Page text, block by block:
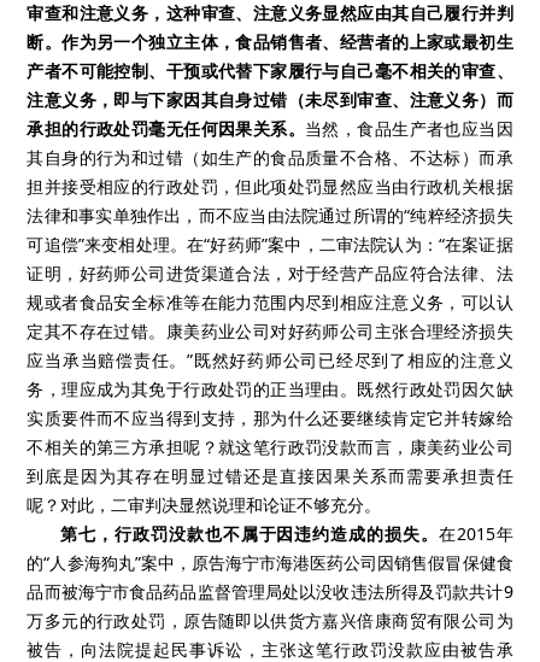
审查和注意义务，这种审查、注意义务显然应由其自己履行并判
断。作为另一个独立主体，食品销售者、经营者的上家或最初生
产者不可能控制、干预或代替下家履行与自己毫不相关的审查、
注意义务，即与下家因其自身过错（未尽到审查、注意义务）而
承担的行政处罚毫无任何因果关系。 当然，食品生产者也应当因
其自身的行为和过错（如生产的食品质量不合格、不达标）而承
担并接受相应的行政处罚，但此项处罚显然应当由行政机关根据
法律和事实单独作出，而不应当由法院通过所谓的“纯粹经济损失
可追偿”来变相处理。在“好药师”案中，二审法院认为：“在案证据
证明，好药师公司进货渠道合法，对于经营产品应符合法律、法
规或者食品安全标准等在能力范围内尽到相应注意义务，可以认
定其不存在过错。康美药业公司对好药师公司主张合理经济损失
应当承当赔偿责任。”既然好药师公司已经尽到了相应的注意义
务，理应成为其免于行政处罚的正当理由。既然行政处罚因欠缺
实质要件而不应当得到支持，那为什么还要继续肯定它并转嫁给
不相关的第三方承担呢？就这笔行政罚没款而言，康美药业公司
到底是因为其存在明显过错还是直接因果关系而需要承担责任
呢？对此，二审判决显然说理和论证不够充分。
第七，行政罚没款也不属于因违约造成的损失。 在2015年
的“人参海狗丸”案中，原告海宁市海港医药公司因销售假冒保健食
品而被海宁市食品药品监督管理局处以没收违法所得及罚款共计9
万多元的行政处罚，原告随即以供货方嘉兴倍康商贸有限公司为
被告，向法院提起民事诉讼，主张这笔行政罚没款应由被告承